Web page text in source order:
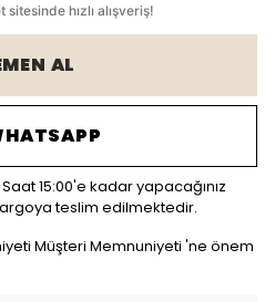
AL
Saat 15:00'e kadar yapacağınız
teslim edilmektedir.
Müşteri Memnuniyeti 'ne önem